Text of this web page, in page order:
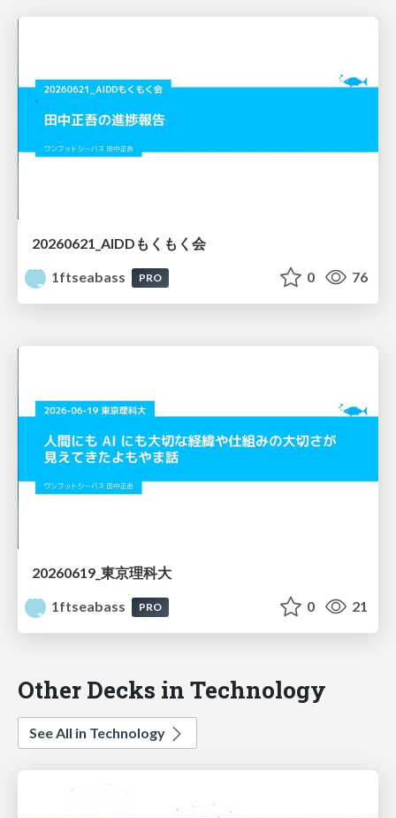
20260621_AIDDもくもく会
1ftseabass
PRO 0 76
20260619_東京理科大
1ftseabass
PRO 0 21
Other Decks in Technology
See All in Technology